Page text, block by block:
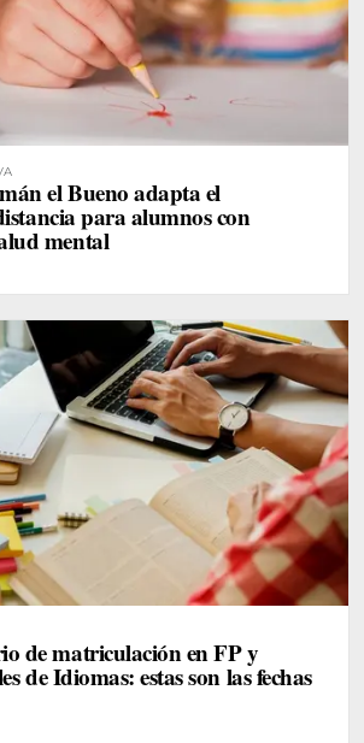
el Bueno adapta el
para alumnos con
mental
de matriculación en FP y
de Idiomas: estas son las fechas